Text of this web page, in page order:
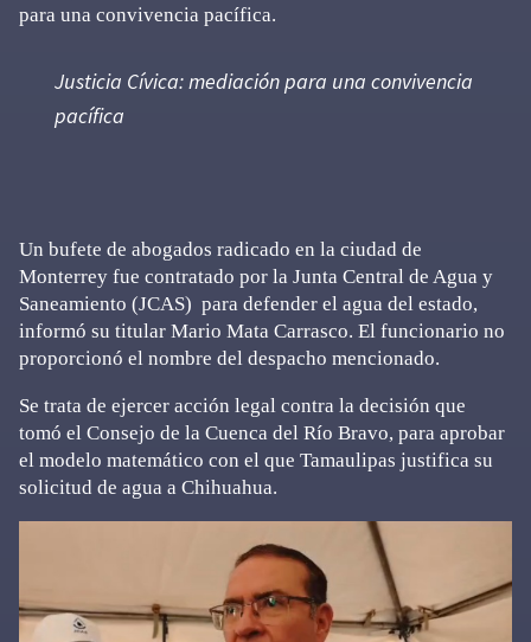
para una convivencia pacífica.
Justicia Cívica: mediación para una convivencia
pacífica
Un bufete de abogados radicado en la ciudad de
Monterrey fue contratado por la Junta Central de Agua y
Saneamiento (JCAS) para defender el agua del estado,
informó su titular Mario Mata Carrasco. El funcionario no
proporcionó el nombre del despacho mencionado.
Se trata de ejercer acción legal contra la decisión que
tomó el Consejo de la Cuenca del Río Bravo, para aprobar
el modelo matemático con el que Tamaulipas justifica su
solicitud de agua a Chihuahua.